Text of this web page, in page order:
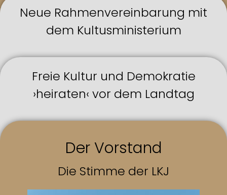
Neue Rahmenvereinbarung mit
dem Kultusministerium
Freie Kultur und Demokratie
›heiraten‹ vor dem Landtag
Der Vorstand
Die Stimme der LKJ